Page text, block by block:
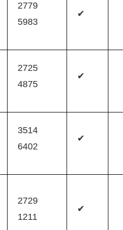
2779
5983
✔
2725
4875
✔
3514
6402
✔
2729
1211
✔